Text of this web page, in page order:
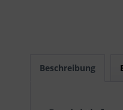
Beschreibung